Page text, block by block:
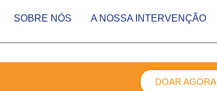
SOBRE NÓS A NOSSA INTERVENÇÃO
DOAR AGORA